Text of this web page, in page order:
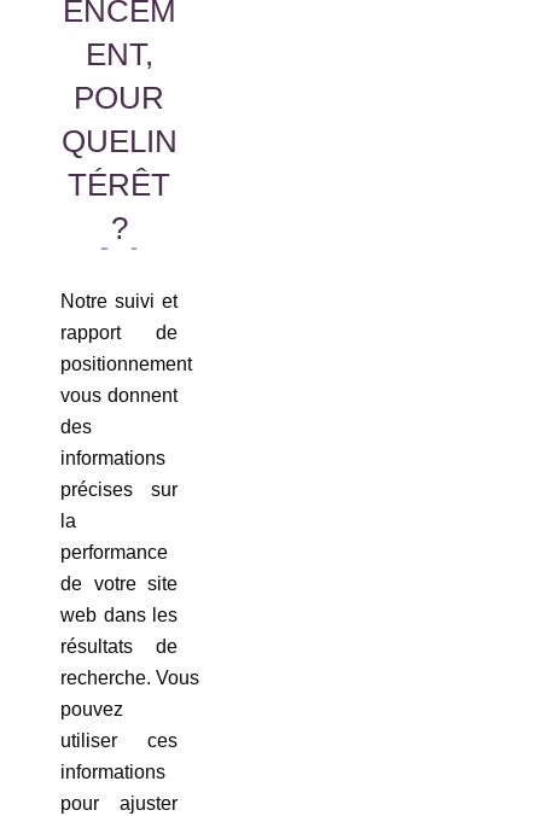
ENCEM
ENT,
POUR
QUELIN
TÉRÊT
?
Notre suivi et
rapport de
positionnement
vous donnent
des
informations
précises sur
la
performance
de votre site
web dans les
résultats de
recherche. Vous
pouvez
utiliser ces
informations
pour ajuster